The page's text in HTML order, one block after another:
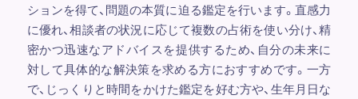
ションを得て、問題の本質に迫る鑑定を行います。直感力
に優れ、相談者の状況に応じて複数の占術を使い分け、精
密かつ迅速なアドバイスを提供するため、自分の未来に
対して具体的な解決策を求める方におすすめです。一方
で、じっくりと時間をかけた鑑定を好む方や、生年月日な